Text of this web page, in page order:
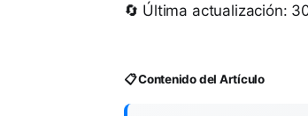
🔄 Última actualización:
📋 Contenido del Artículo